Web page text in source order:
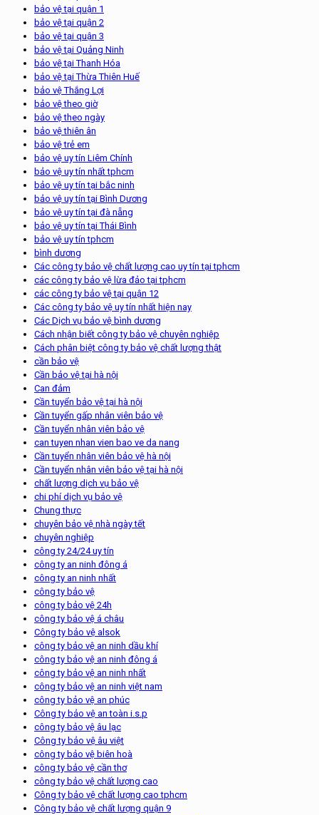
bảo vệ tại quận 1
bảo vệ tại quận 2
bảo vệ tại quận 3
bảo vệ tại Quảng Ninh
bảo vệ tại Thanh Hóa
bảo vệ tại Thừa Thiên Huế
bảo vệ Thắng Lợi
bảo vệ theo giờ
bảo vệ theo ngày
bảo vệ thiên ân
bảo vệ trẻ em
bảo vệ uy tín Liêm Chính
bảo vệ uy tín nhất tphcm
bảo vệ uy tín tại bắc ninh
bảo vệ uy tín tại Bình Dương
bảo vệ uy tín tại đà nẵng
bảo vệ uy tín tại Thái Bình
bảo vệ uy tín tphcm
bình dương
Các công ty bảo vệ chất lượng cao uy tín tại tphcm
các công ty bảo vệ lừa đảo tại tphcm
các công ty bảo vệ tại quận 12
Các công ty bảo vệ uy tín nhất hiện nay
Các Dịch vụ bảo vệ bình dương
Cách nhận biết công ty bảo vệ chuyên nghiệp
Cách phân biệt công ty bảo vệ chất lượng thật
cần bảo vệ
Cần bảo vệ tại hà nội
Can đảm
Cần tuyển bảo vệ tại hà nội
Cần tuyển gấp nhân viên bảo vệ
Cần tuyển nhân viên bảo vệ
can tuyen nhan vien bao ve da nang
Cần tuyển nhân viên bảo vệ hà nội
Cần tuyển nhân viên bảo vệ tại hà nội
chất lượng dịch vụ bảo vệ
chi phí dịch vụ bảo vệ
Chung thực
chuyên bảo vệ nhà ngày tết
chuyên nghiệp
công ty 24/24 uy tín
công ty an ninh đông á
công ty an ninh nhất
công ty bảo vệ
công ty bảo vệ 24h
công ty bảo vệ á châu
Công ty bảo vệ alsok
công ty bảo vệ an ninh dầu khí
công ty bảo vệ an ninh đông á
công ty bảo vệ an ninh nhất
công ty bảo vệ an ninh việt nam
công ty bảo vệ an phúc
Công ty bảo vệ an toàn i.s.p
công ty bảo vệ âu lạc
Công ty bảo vệ âu việt
công ty bảo vệ biên hoà
công ty bảo vệ cần thơ
công ty bảo vệ chất lượng cao
Công ty bảo vệ chất lượng cao tphcm
Công ty bảo vệ chất lượng quận 9